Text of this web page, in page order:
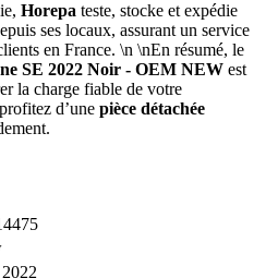
Horepa teste, stocke et expédie
ses locaux, assurant un service
en France. \n \nEn résumé, le
SE 2022 Noir - OEM NEW est
la charge fiable de votre
d’une pièce détachée